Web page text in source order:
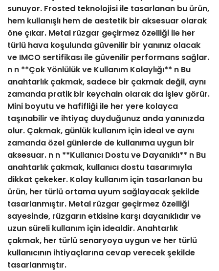
sunuyor. Frosted teknolojisi ile tasarlanan bu ürün,
hem kullanışlı hem de aestetik bir aksesuar olarak
öne çıkar. Metal rüzgar geçirmez özelliği ile her
türlü hava koşulunda güvenilir bir yanınız olacak
ve IMCO sertifikası ile güvenilir performans sağlar.
n n **Çok Yönlülük ve Kullanım Kolaylığı** n Bu
anahtarlık çakmak, sadece bir çakmak değil, aynı
zamanda pratik bir keychain olarak da işlev görür.
Mini boyutu ve hafifliği ile her yere kolayca
taşınabilir ve ihtiyaç duyduğunuz anda yanınızda
olur. Çakmak, günlük kullanım için ideal ve aynı
zamanda özel günlerde de kullanıma uygun bir
aksesuar. n n **Kullanıcı Dostu ve Dayanıklı** n Bu
anahtarlık çakmak, kullanıcı dostu tasarımıyla
dikkat çekeker. Kolay kullanım için tasarlanan bu
ürün, her türlü ortama uyum sağlayacak şekilde
tasarlanmıştır. Metal rüzgar geçirmez özelliği
sayesinde, rüzgarın etkisine karşı dayanıklıdır ve
uzun süreli kullanım için idealdir. Anahtarlık
çakmak, her türlü senaryoya uygun ve her türlü
kullanıcının ihtiyaçlarına cevap verecek şekilde
tasarlanmıştır.